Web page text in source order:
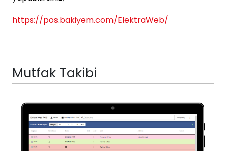
https://pos.bakiyem.com/ElektraWeb/
Mutfak Takibi